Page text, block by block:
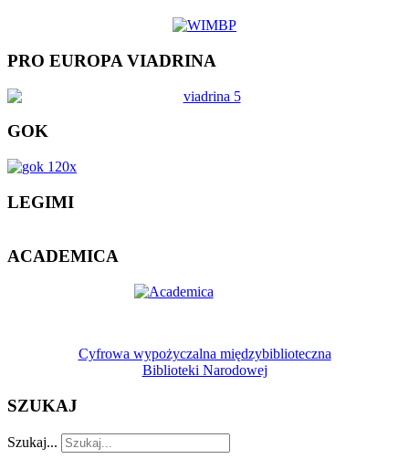
PRO EUROPA VIADRINA
GOK
LEGIMI
ACADEMICA
Cyfrowa wypożyczalna międzybiblioteczna
Biblioteki Narodowej
SZUKAJ
Szukaj...